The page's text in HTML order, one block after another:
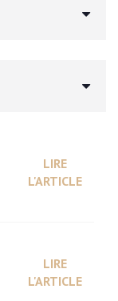
LIRE
L'ARTICLE
LIRE
L'ARTICLE